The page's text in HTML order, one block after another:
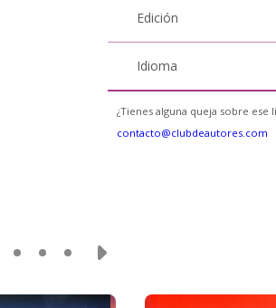
Edición
Idioma
¿Tienes alguna queja sobre
contacto@clubdeautores.com